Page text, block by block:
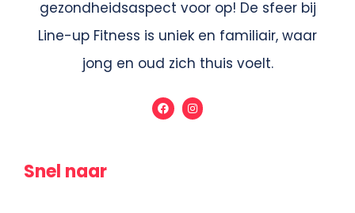
gezondheidsaspect voor op! De sfeer bij
Line-up Fitness is uniek en familiair, waar
jong en oud zich thuis voelt.
Snel naar